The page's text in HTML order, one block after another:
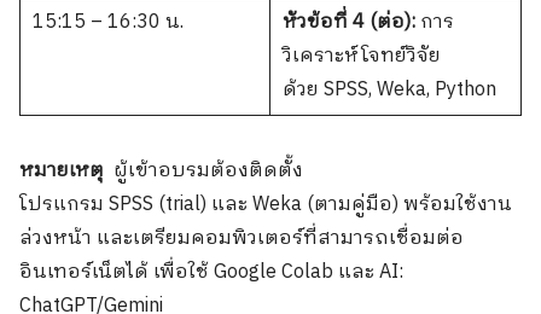
Search
15:15 – 16:30 น.
หัวข้อที่ 4 (ต่อ):การ
วิเคราะห์โจทย์วิจัย
ด้วย SPSS, Weka, Python
หมายเหตุ ผู้เข้าอบรมต้องติดตั้ง
โปรแกรม SPSS (trial) และ Weka (ตามคู่มือ) พร้อมใช้งาน
ล่วงหน้า และเตรียมคอมพิวเตอร์ที่สามารถเชื่อมต่อ
อินเทอร์เน็ตได้ เพื่อใช้ Google Colab และ AI:
ChatGPT/Gemini